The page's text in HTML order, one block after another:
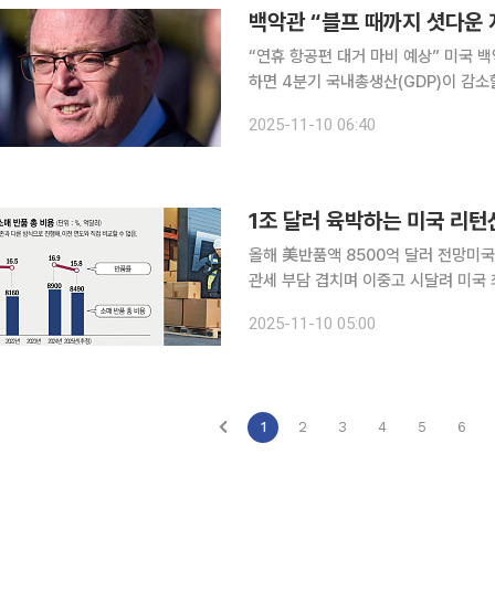
백악관 “블프 때까지 셧다
“연휴 항공편 대거 마비 예상” 미국
하면 4분기 국내총생산(GDP)이 감소할 수 있다고 경고했다
한 골드만삭스는 이미 GDP가 1.5%
2025-11-10 06:40
올해 美반품액 8500억 달러 전망미
관세 부담 겹치며 이중고 시달려 미국
2025-11-10 05:00
1 2 3 4 5 6